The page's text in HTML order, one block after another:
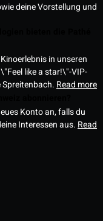
deine Vorstellung und
in unseren
like a star!\"-VIP-
Read more
Konto an, falls du
Interessen aus. Read